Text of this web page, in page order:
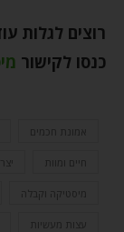
רוצים לגלות
כנסו לקישור
אמונת חכמים
חיים ומוות
מיסטיקה וקבלה
עצות מעשיות